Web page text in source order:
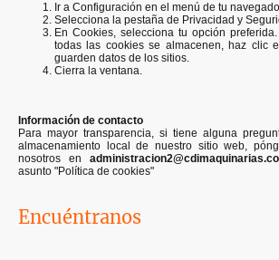
Ir a Configuración en el menú de tu
Selecciona la pestaña de Privacidad y
En Cookies, selecciona tu opción
todas las cookies se almacenen, haz clic
guarden datos de los sitios.
Cierra la ventana.
Información de contacto
Para mayor transparencia, si tiene alguna
almacenamiento local de nuestro sitio web,
nosotros en
asunto "Política de cookies"
Encuéntranos